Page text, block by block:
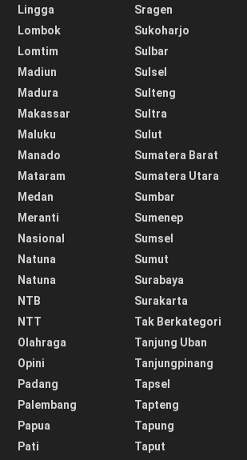
Lingga
Lombok
Lomtim
Madiun
Madura
Makassar
Maluku
Manado
Mataram
Medan
Meranti
Nasional
Natuna
Natuna
NTB
NTT
Olahraga
Opini
Padang
Palembang
Papua
Pati
Sragen
Sukoharjo
Sulbar
Sulsel
Sulteng
Sultra
Sulut
Sumatera Barat
Sumatera Utara
Sumbar
Sumenep
Sumsel
Sumut
Surabaya
Surakarta
Tak Berkategori
Tanjung Uban
Tanjungpinang
Tapsel
Tapteng
Tapung
Taput